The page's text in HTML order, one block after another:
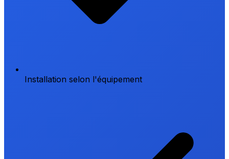
Installation selon l'équipement